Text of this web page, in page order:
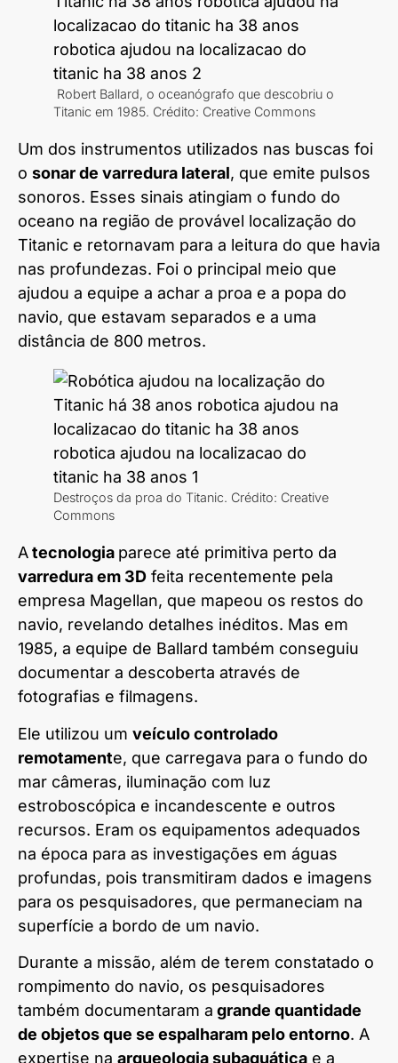
Robert Ballard, o oceanógrafo que descobriu o
Titanic em 1985. Crédito: Creative Commons
Um dos instrumentos utilizados nas buscas foi
o sonar de varredura lateral, que emite pulsos
sonoros. Esses sinais atingiam o fundo do
oceano na região de provável localização do
Titanic e retornavam para a leitura do que havia
nas profundezas. Foi o principal meio que
ajudou a equipe a achar a proa e a popa do
navio, que estavam separados e a uma
distância de 800 metros.
Destroços da proa do Titanic. Crédito: Creative
Commons
Atecnologia parece até primitiva perto da
varredura em 3D feita recentemente pela
empresa Magellan, que mapeou os restos do
navio, revelando detalhes inéditos. Mas em
1985, a equipe de Ballard também conseguiu
documentar a descoberta através de
fotografias e filmagens.
Ele utilizou um veículo controlado
remotamente, que carregava para o fundo do
mar câmeras, iluminação com luz
estroboscópica e incandescente e outros
recursos. Eram os equipamentos adequados
na época para as investigações em águas
profundas, pois transmitiram dados e imagens
para os pesquisadores, que permaneciam na
superfície a bordo de um navio.
Durante a missão, além de terem constatado o
rompimento do navio, os pesquisadores
também documentaram a grande quantidade
de objetos que se espalharam pelo entorno. A
expertise na arqueologia subaquática e a